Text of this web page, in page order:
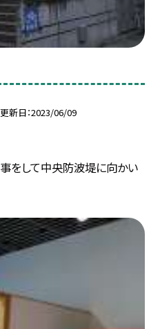
更新日 2023/06/09
をして中央防波堤に向かい